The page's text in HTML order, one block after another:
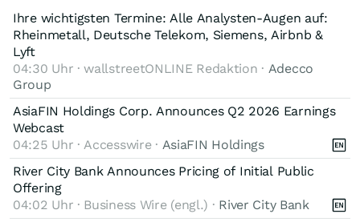
Ihre wichtigsten Termine: Alle Analysten-Augen auf:
Rheinmetall, Deutsche Telekom, Siemens, Airbnb &
Lyft
04:30 Uhr · wallstreetONLINE Redaktion · Adecco
Group
AsiaFIN Holdings Corp. Announces Q2 2026 Earnings
Webcast
04:25 Uhr · Accesswire · AsiaFIN Holdings
River City Bank Announces Pricing of Initial Public
Offering
04:02 Uhr · Business Wire (engl.) · River City Bank